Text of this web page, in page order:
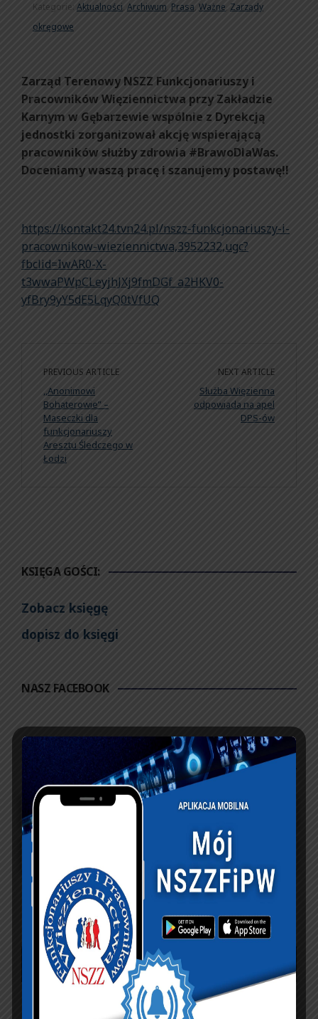
Kategorie: Aktualności, Archiwum, Prasa, Ważne Zarządy
okręgowe
Zarząd Terenowy NSZZ Funkcjonariuszy i
Pracowników Więziennictwa przy Zakładzie
Karnym w Gębarzewie wspólnie z Dyrekcją
jednostki zorganizował akcję wspierającą
pracowników służby zdrowia #BrawoDlaWas.
Doceniamy waszą pracę i szanujemy postawę!!
https://kontakt24.tvn24.pl/nszz-funkcjonariuszy-i-
pracownikow-wieziennictwa,3952232,ugc?
fbclid=IwAR0-X-
t3wwaPWpCLeyjhJXj9fmDGf_a2HKV0-
yfBry9yY5dE5LqyQ0tVfUQ
PREVIOUS ARTICLE
,,Anonimowi
Bohaterowie” –
Maseczki dla
funkcjonariuszy
Aresztu Śledczego w
Łodzi
NEXT ARTICLE
Służba Więzienna
odpowiada na apel
DPS-ów
KSIĘGA GOŚCI:
Zobacz księgę
dopisz do księgi
NASZ FACEBOOK
UBEZPIECZENIA
sierpień 2026
W Ś C